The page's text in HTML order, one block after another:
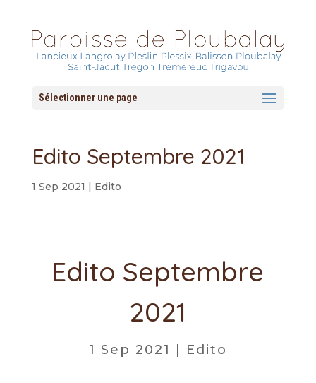
Sélectionner une page
Edito Septembre 2021
1 Sep 2021 | Edito
Edito Septembre
2021
1 Sep 2021 Edito